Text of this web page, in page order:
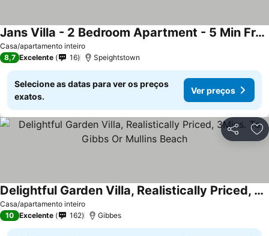
Casa/apartamento inteiro
Jans Villa - 2 Bedroom Apartment - 5 Min From The Beach
8,7 Excelente 16 Speightstown
Selecione as datas para ver os preços
exatos.
Ver preços
Partilhar
Casa/apartamento inteiro
Delightful Garden Villa, Realistically Priced, 3Mins. To Gibbs Or Mullins Beach
10 Excelente 162 Gibbes